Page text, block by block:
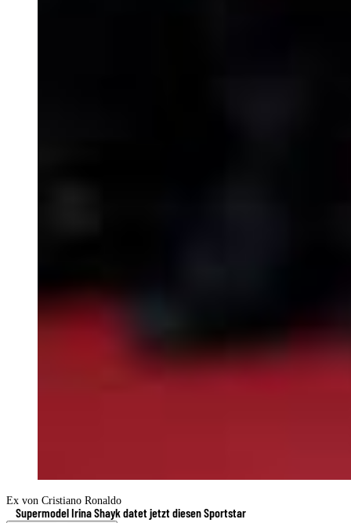
Ex von Cristiano Ronaldo
Supermodel Irina Shayk datet jetzt diesen Sportstar